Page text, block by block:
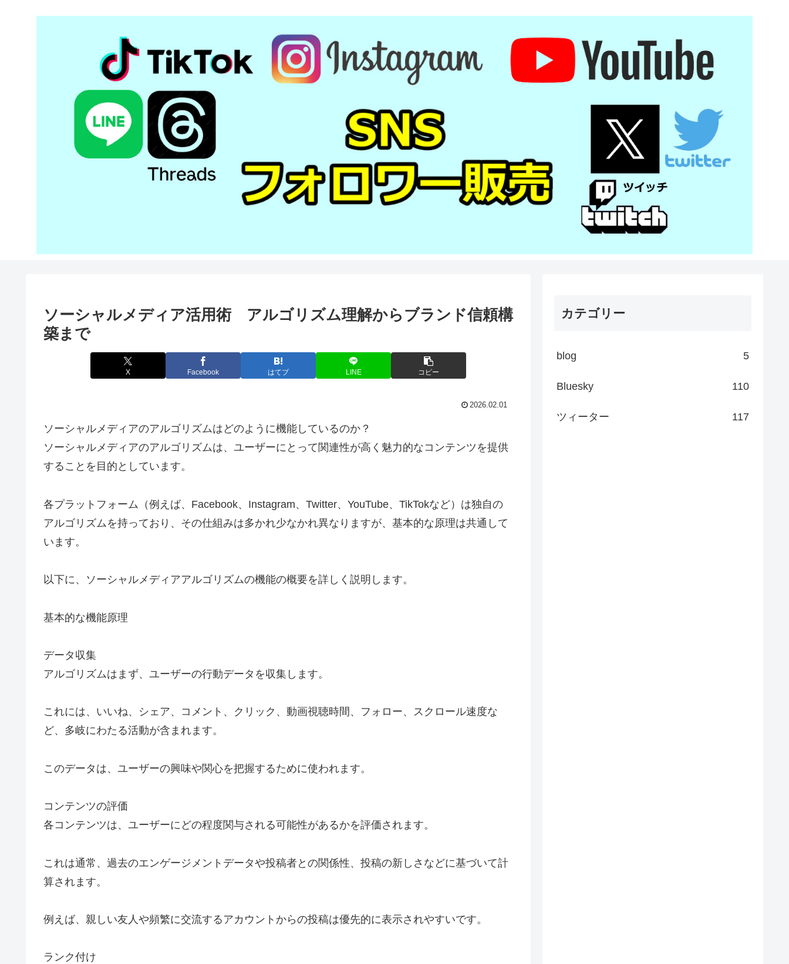
ソーシャルメディア活用術 アルゴリズム理解からブランド信頼構
築まで
X Facebook はてブ LINE コピー
2026.02.01
ソーシャルメディアのアルゴリズムはどのように機能しているのか？
ソーシャルメディアのアルゴリズムは、ユーザーにとって関連性が高く魅力的なコンテンツを提供
することを目的としています。
各プラットフォーム（例えば、Facebook、Instagram、Twitter、YouTube、TikTokなど）は独自の
アルゴリズムを持っており、その仕組みは多かれ少なかれ異なりますが、基本的な原理は共通して
います。
以下に、ソーシャルメディアアルゴリズムの機能の概要を詳しく説明します。
基本的な機能原理
データ収集
アルゴリズムはまず、ユーザーの行動データを収集します。
これには、いいね、シェア、コメント、クリック、動画視聴時間、フォロー、スクロール速度な
ど、多岐にわたる活動が含まれます。
このデータは、ユーザーの興味や関心を把握するために使われます。
コンテンツの評価
各コンテンツは、ユーザーにどの程度関与される可能性があるかを評価されます。
これは通常、過去のエンゲージメントデータや投稿者との関係性、投稿の新しさなどに基づいて計
算されます。
例えば、親しい友人や頻繁に交流するアカウントからの投稿は優先的に表示されやすいです。
ランク付け
カテゴリー
blog 5
Bluesky 110
ツィーター 117